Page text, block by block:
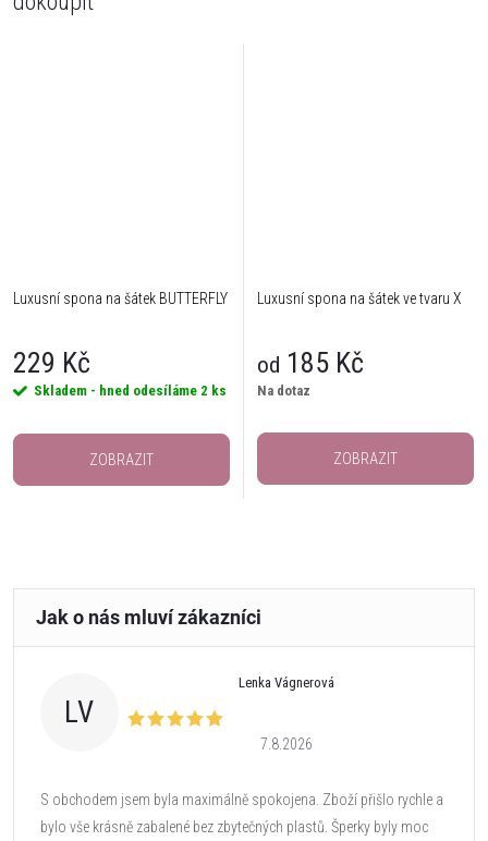
Luxusní spona na šátek BUTTERFLY
229 Kč
Skladem - hned odesíláme 2 ks
ZOBRAZIT
Luxusní spona na šátek ve tvaru X
od 185 Kč
Na dotaz
ZOBRAZIT
LV
Lenka Vágnerová
7.8.2026
S obchodem jsem byla maximálně spokojena. Zboží přišlo rychle a
bylo vše krásně zabalené bez zbytečných plastů. Šperky byly moc